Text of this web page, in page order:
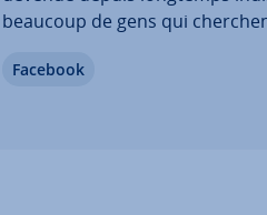
beaucoup de gens qui
dé­pla­ce­ment. Si vous utilisez
Facebook